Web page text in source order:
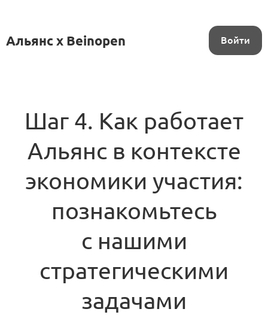
Альянс x Beinopen Войти
Шаг 4. Как работает
Альянс в контексте
экономики участия:
познакомьтесь
с нашими
стратегическими
задачами